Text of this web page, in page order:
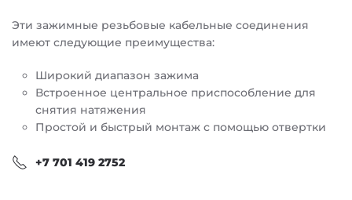
Эти зажимные резьбовые кабельные соединения
имеют следующие преимущества:
Широкий диапазон зажима
Встроенное центральное приспособление для
снятия натяжения
Простой и быстрый монтаж с помощью отвертки
+7 701 419 2752